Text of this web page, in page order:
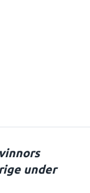
under